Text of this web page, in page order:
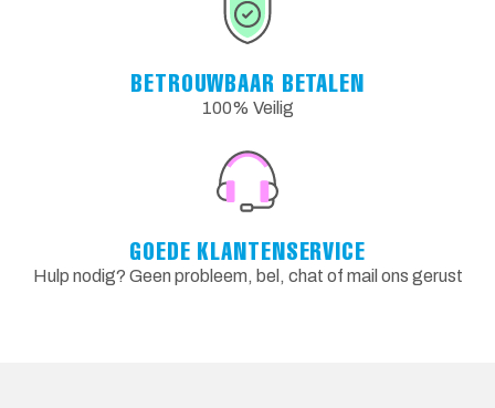
BETROUWBAAR BETALEN
100% Veilig
GOEDE KLANTENSERVICE
Hulp nodig? Geen probleem, bel, chat of mail ons gerust